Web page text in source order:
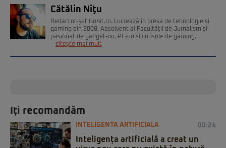
Cătălin Niţu
Redactor-șef Go4it.ro. Lucrează în presa de tehnologie și
gaming din 2008. Absolvent al Facultății de Jurnalism și
pasionat de gadget-uri, PC-uri și console de gaming.
citește mai mult
Iți recomandăm
INTELIGENTA ARTIFICIALA 00:24
Inteligența artificială a creat un